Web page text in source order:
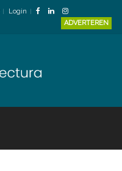
Login
ADVERTEREN